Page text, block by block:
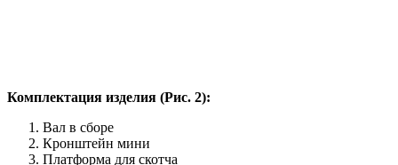
Комплектация изделия (Рис. 2):
Вал в сборе
Кронштейн мини
Платформа для скотча